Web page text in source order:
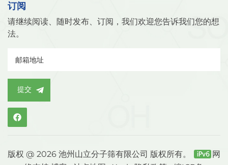
订阅
请继续阅读、随时发布、订阅，我们欢迎您告诉我们您的想
法。
提交
版权 @ 2026 池州山立分子筛有限公司 版权所有。
网